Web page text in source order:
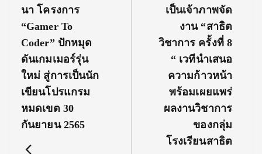
Post:
นา โครงการ
“Gamer To
Coder” ปักหมุด
ดันเกมเมอร์รุ่น
ใหม่ สู่การเป็นนัก
เขียนโปรแกรม
หมดเขต 30
กันยายน 2565
Post:
เป็นเจ้าภาพจัด
งาน “สาธิต
วิชาการ ครั้งที่ 8
“ เวทีนำเสนอ
ความก้าวหน้า
พร้อมเผยแพร่
ผลงานวิชาการ
ของกลุ่ม
โรงเรียนสาธิต